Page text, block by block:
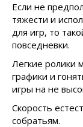
Если не
тяжести и
для игр, то
повседневки.
Легкие ролики
графики и
игры на не
Скорость
собратьям.